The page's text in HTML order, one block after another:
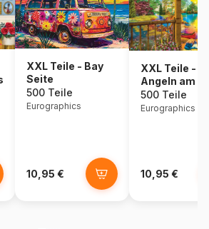
XXL Teile - Bay
Seite
500 Teile
Eurographics
10,95 €
XXL Teile -
Angeln am
Morgen
500 Teile
Eurographics
10,95 €